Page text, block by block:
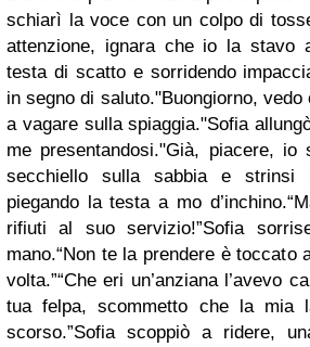
schiarì la voce con un colpo di
attenzione, ignara che io la stavo
testa di scatto e sorridendo
in segno di saluto."Buongiorno,
a vagare sulla spiaggia."Sofia
me presentandosi."Già, piacere, io
secchiello sulla sabbia e strinsi
piegando la testa a mo
rifiuti al suo servizio!”Sofia
mano.“Non te la prendere è toccato
volta.”“Che eri un’anziana l’avevo
tua felpa, scommetto che la mia
scorso.”Sofia scoppiò a ridere,